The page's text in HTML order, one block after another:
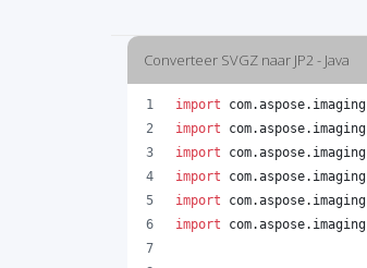
Converteer SVGZ naar JP2 - Java
import com.aspose. imaging
import
com.aspose. imaging
import
com.aspose. imaging
import
com.aspose. imaging
import
com.aspose. imaging
import
com.aspose. imaging